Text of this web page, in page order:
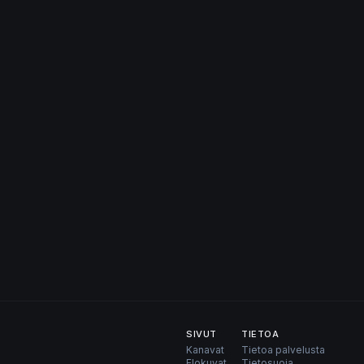
SIVUT
Kanavat
TIETOA
Tietoa palvelusta